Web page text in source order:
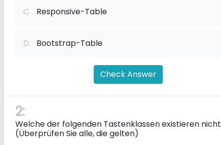
C. Responsive-Table
D. Bootstrap-Table
Check Answer
2:
Welche der folgenden Tastenklassen existieren
(Überprüfen Sie alle, die gelten)